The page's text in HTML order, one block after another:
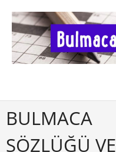
BULMACA
SÖZLÜĞÜ VE